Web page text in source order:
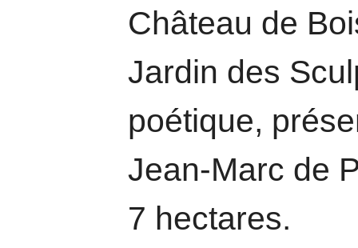
Château de
Jardin des
poétique,
Jean-Marc de
7 hectares.